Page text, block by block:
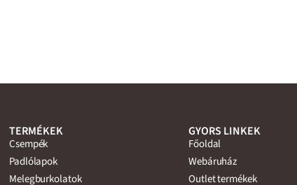
TERMÉKEK
Csempék
Padlólapok
Melegburkolatok
GYORS LINKEK
Főoldal
Webáruház
Outlet termékek